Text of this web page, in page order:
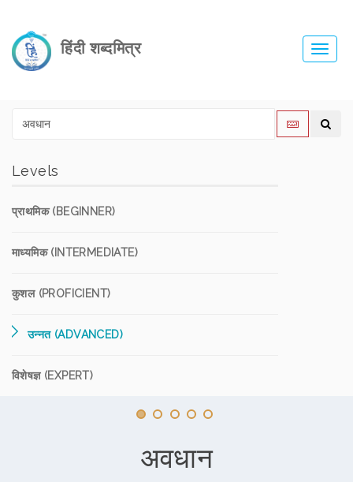
हिंदी शब्दमित्र
Levels
प्राथमिक (BEGINNER)
माध्यमिक (INTERMEDIATE)
कुशल (PROFICIENT)
उन्नत (ADVANCED)
विशेषज्ञ (EXPERT)
अवधान